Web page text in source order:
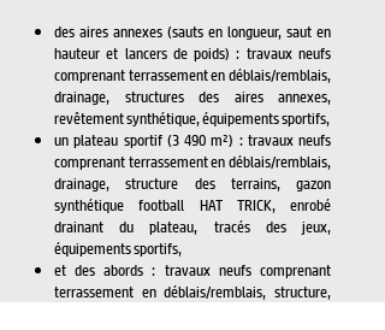
des aires annexes (sauts en longueur, saut en
hauteur et lancers de poids) : travaux neufs
comprenant terrassement en déblais/remblais,
drainage, structures des aires annexes,
revêtement synthétique, équipements sportifs,
un plateau sportif (3 490 m²) : travaux neufs
comprenant terrassement en déblais/remblais,
drainage, structure des terrains, gazon
synthétique football HAT TRICK, enrobé
drainant du plateau, tracés des jeux,
équipements sportifs,
et des abords : travaux neufs comprenant
terrassement en déblais/remblais, structure,